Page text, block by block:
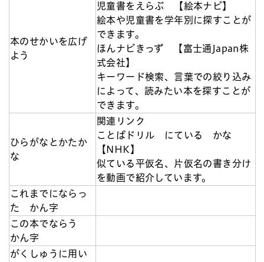
本のせかいを広げ
よう
児童書をえらぶ 【絵本ナビ】
絵本や児童書を学年別に探すことが
できます。
ほんナビきっず 【富士通Japan株
式会社】
キーワード検索、言葉での絞り込み
によって、読みたい本を探すことが
できます。
ひらがなとかたか
な
関連リンク
ことばドリル にている かな
【NHK】
似ている平仮名、片仮名の書き分け
を動画で紹介しています。
これまでにならっ
た かん字
この本でならう
かん字
がくしゅうに用い